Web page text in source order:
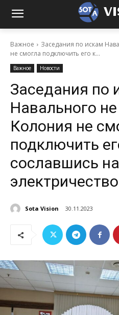
Важное
Заседания по искам
не смогла подключить его к...
Важное Новости
Заседания по
Навального
Колония не
подключить
сославшись
Sota Vision 30.11.2023